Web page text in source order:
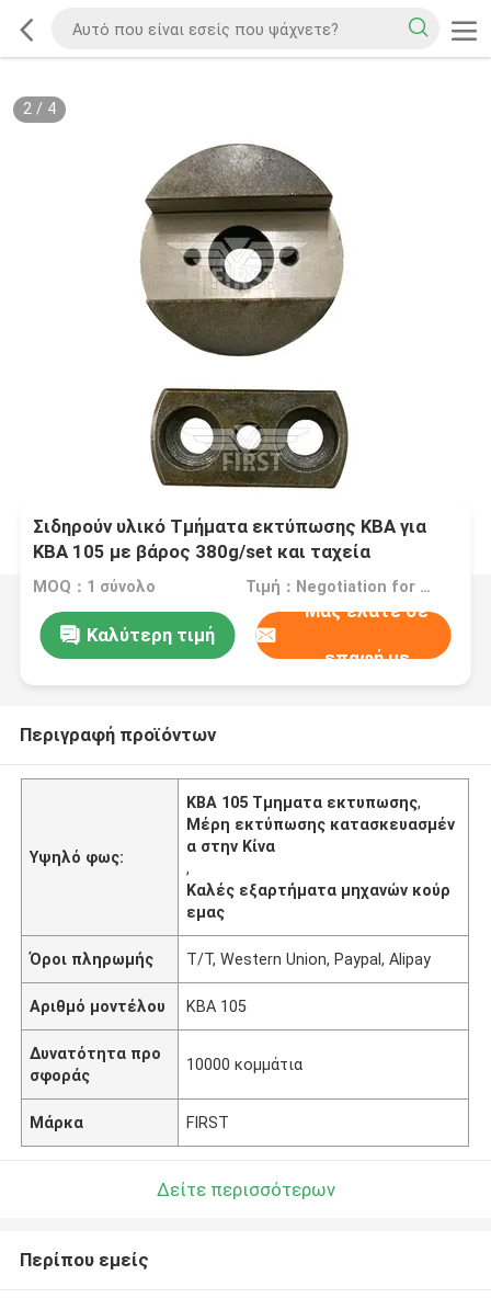
2/ 4
Σιδηρούν υλικό Τμήματα εκτύπωσης KBA για
KBA 105 με βάρος 380g/set και ταχεία
αποστολή
MOQ：1 σύνολο Τιμή：Negotiation for good quantity
Καλύτερη τιμή
Μας ελάτε σε
επαφή με
Περιγραφή προϊόντων
Υψηλό φως:
KBA 105 Τμηματα εκτυπωσης,
Μέρη εκτύπωσης κατασκευασμέν
α στην Κίνα
,
Καλές εξαρτήματα μηχανών κούρ
εμας
Όροι πληρωμής T/T, Western Union, Paypal, Alipay
Αριθμό μοντέλου KBA 105
Δυνατότητα προ
σφοράς
10000 κομμάτια
Μάρκα FIRST
Δείτε περισσότερων
Περίπου εμείς